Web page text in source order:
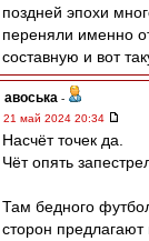
поздней эпохи
переняли именно
составную и вот
авоська -
21 май 2024 20:34
Насчёт точек да.
Чёт опять
Там бедного
сторон предлагают